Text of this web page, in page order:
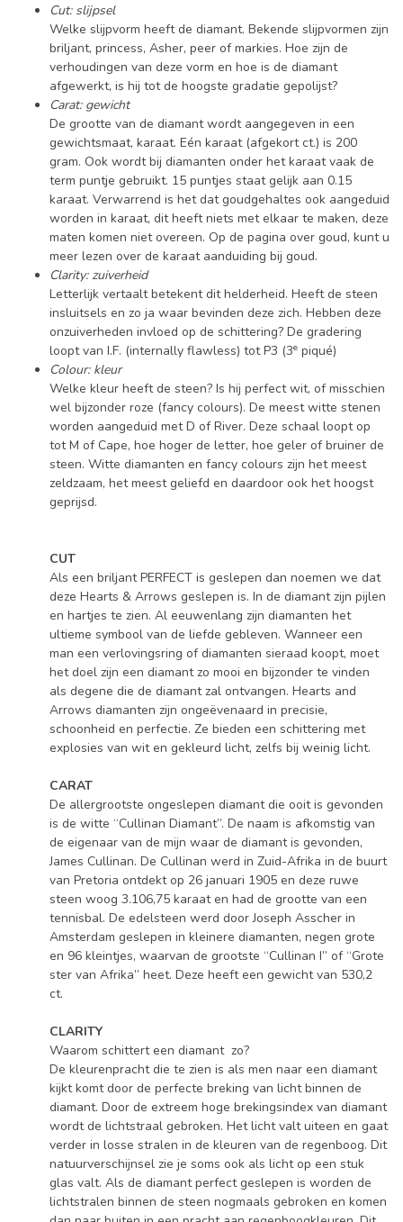
Cut: slijpsel
Welke slijpvorm heeft de diamant. Bekende slijpvormen zijn
briljant, princess, Asher, peer of markies. Hoe zijn de
verhoudingen van deze vorm en hoe is de diamant
afgewerkt, is hij tot de hoogste gradatie gepolijst?
Carat: gewicht
De grootte van de diamant wordt aangegeven in een
gewichtsmaat, karaat. Eén karaat (afgekort ct.) is 200
gram. Ook wordt bij diamanten onder het karaat vaak de
term puntje gebruikt. 15 puntjes staat gelijk aan 0.15
karaat. Verwarrend is het dat goudgehaltes ook aangeduid
worden in karaat, dit heeft niets met elkaar te maken, deze
maten komen niet overeen. Op de pagina over goud, kunt u
meer lezen over de karaat aanduiding bij goud.
Clarity: zuiverheid
Letterlijk vertaalt betekent dit helderheid. Heeft de steen
insluitsels en zo ja waar bevinden deze zich. Hebben deze
onzuiverheden invloed op de schittering? De gradering
loopt van I.F. (internally flawless) tot P3 (3e piqué)
Colour: kleur
Welke kleur heeft de steen? Is hij perfect wit, of misschien
wel bijzonder roze (fancy colours). De meest witte stenen
worden aangeduid met D of River. Deze schaal loopt op
tot M of Cape, hoe hoger de letter, hoe geler of bruiner de
steen. Witte diamanten en fancy colours zijn het meest
zeldzaam, het meest geliefd en daardoor ook het hoogst
geprijsd.
CUT
Als een briljant PERFECT is geslepen dan noemen we dat
deze Hearts & Arrows geslepen is. In de diamant zijn pijlen
en hartjes te zien. Al eeuwenlang zijn diamanten het
ultieme symbool van de liefde gebleven. Wanneer een
man een verlovingsring of diamanten sieraad koopt, moet
het doel zijn een diamant zo mooi en bijzonder te vinden
als degene die de diamant zal ontvangen. Hearts and
Arrows diamanten zijn ongeëvenaard in precisie,
schoonheid en perfectie. Ze bieden een schittering met
explosies van wit en gekleurd licht, zelfs bij weinig licht.
CARAT
De allergrootste ongeslepen diamant die ooit is gevonden
is de witte “Cullinan Diamant”. De naam is afkomstig van
de eigenaar van de mijn waar de diamant is gevonden,
James Cullinan. De Cullinan werd in Zuid-Afrika in de buurt
van Pretoria ontdekt op 26 januari 1905 en deze ruwe
steen woog 3.106,75 karaat en had de grootte van een
tennisbal. De edelsteen werd door Joseph Asscher in
Amsterdam geslepen in kleinere diamanten, negen grote
en 96 kleintjes, waarvan de grootste “Cullinan I” of “Grote
ster van Afrika” heet. Deze heeft een gewicht van 530,2
ct.
CLARITY
Waarom schittert een diamant zo?
De kleurenpracht die te zien is als men naar een diamant
kijkt komt door de perfecte breking van licht binnen de
diamant. Door de extreem hoge brekingsindex van diamant
wordt de lichtstraal gebroken. Het licht valt uiteen en gaat
verder in losse stralen in de kleuren van de regenboog. Dit
natuurverschijnsel zie je soms ook als licht op een stuk
glas valt. Als de diamant perfect geslepen is worden de
lichtstralen binnen de steen nogmaals gebroken en komen